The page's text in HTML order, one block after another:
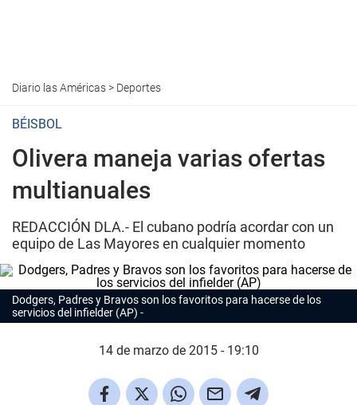
Diario las Américas> Deportes
BÉISBOL
Olivera maneja varias ofertas
multianuales
REDACCIÓN DLA.- El cubano podría acordar con un
equipo de Las Mayores en cualquier momento
Dodgers, Padres y Bravos son los favoritos para hacerse de los
servicios del infielder (AP)
14 de marzo de 2015 - 19:10